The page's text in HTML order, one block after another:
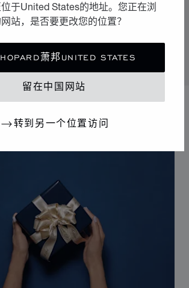
于United States的地址。您正在浏
站，是否要更改您的位置？
萧邦UNITED STATES
留在中国网站
转到另一个位置访问
转到幻灯片 1转到幻灯片 2
转到幻灯片 3
包